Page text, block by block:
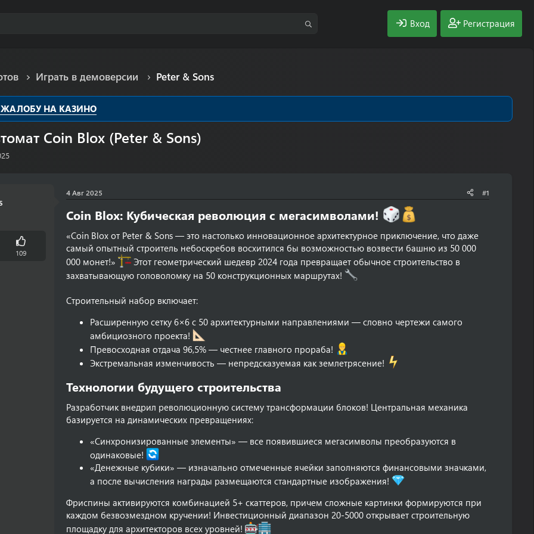
Вход Регистрация
Играть в демоверсии Peter & Sons
ЖАЛОБУ НА КАЗИНО
Coin Blox (Peter & Sons)
109
4 Авг 2025 #1
Coin Blox: Кубическая революция с мегасимволами!
«Coin Blox от Peter & Sons — это настолько инновационное архитектурное приключение, что даже
самый опытный строитель небоскребов восхитился бы возможностью возвести башню из 50 000
000 монет!»
Этот геометрический шедевр 2024 года превращает обычное строительство в
захватывающую головоломку на 50 конструкционных маршрутах!
Строительный набор включает:
Расширенную сетку 6×6 с 50 архитектурными направлениями — словно чертежи самого
амбициозного проекта!
Превосходная отдача 96,5% — честнее главного прораба!
Экстремальная изменчивость — непредсказуемая как землетрясение!
Технологии будущего строительства​
Разработчик внедрил революционную систему трансформации блоков! Центральная механика
базируется на динамических превращениях:
«Синхронизированные элементы» — все появившиеся мегасимволы преобразуются в
одинаковые!
«Денежные кубики» — изначально отмеченные ячейки заполняются финансовыми значками,
а после вычисления награды размещаются стандартные изображения!
Фриспины активируются комбинацией 5+ скаттеров, причем сложные картинки формируются при
каждом безвозмездном кручении! Инвестиционный диапазон 20-5000 открывает строительную
площадку для архитекторов всех уровней!